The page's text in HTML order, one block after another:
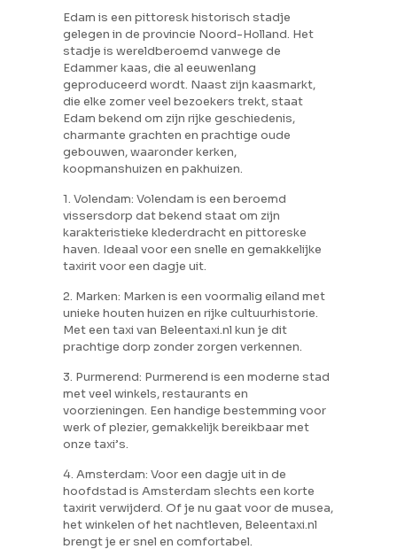
Edam is een pittoresk historisch stadje
gelegen in de provincie Noord-Holland. Het
stadje is wereldberoemd vanwege de
Edammer kaas, die al eeuwenlang
geproduceerd wordt. Naast zijn kaasmarkt,
die elke zomer veel bezoekers trekt, staat
Edam bekend om zijn rijke geschiedenis,
charmante grachten en prachtige oude
gebouwen, waaronder kerken,
koopmanshuizen en pakhuizen.
1. Volendam: Volendam is een beroemd
vissersdorp dat bekend staat om zijn
karakteristieke klederdracht en pittoreske
haven. Ideaal voor een snelle en gemakkelijke
taxirit voor een dagje uit.
2. Marken: Marken is een voormalig eiland met
unieke houten huizen en rijke cultuurhistorie.
Met een taxi van Beleentaxi.nl kun je dit
prachtige dorp zonder zorgen verkennen.
3. Purmerend: Purmerend is een moderne stad
met veel winkels, restaurants en
voorzieningen. Een handige bestemming voor
werk of plezier, gemakkelijk bereikbaar met
onze taxi’s.
4. Amsterdam: Voor een dagje uit in de
hoofdstad is Amsterdam slechts een korte
taxirit verwijderd. Of je nu gaat voor de musea,
het winkelen of het nachtleven, Beleentaxi.nl
brengt je er snel en comfortabel.